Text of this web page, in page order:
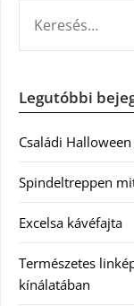
Legutóbbi
Családi
Spindeltreppen
Excelsa kávéfajta
Természetes
kínálatában